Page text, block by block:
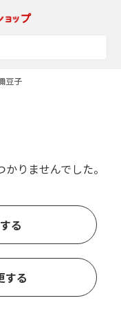
豆子
りませんでした。
る
する